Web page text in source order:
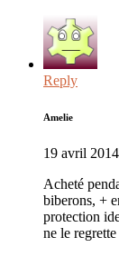
Reply
Amelie
19 avril
Acheté
biberons, +
protection
ne le